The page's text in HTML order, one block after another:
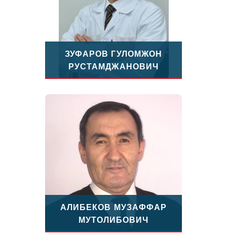
ЗУФАРОВ ГУЛОМЖОН
РУСТАМДЖАНОВИЧ
АЛИБЕКОВ МУЗАФФАР
МУТОЛИБОВИЧ